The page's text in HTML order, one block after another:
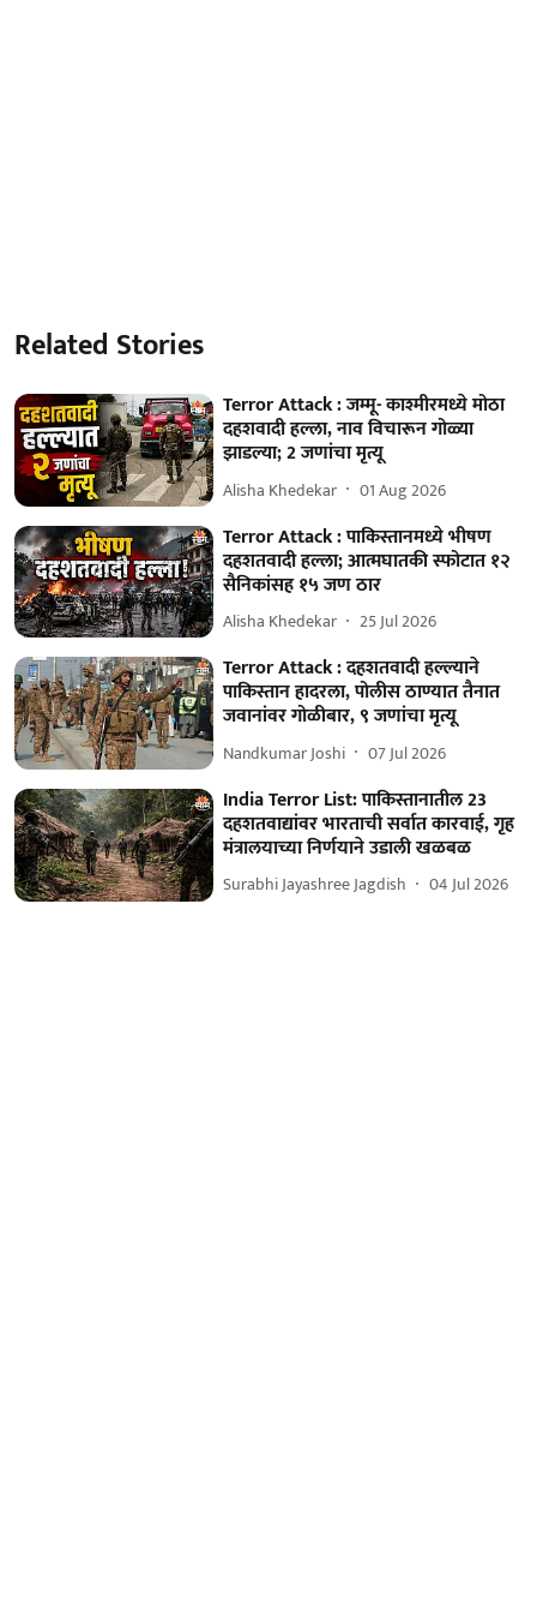
Related Stories
Terror Attack : जम्मू- काश्मीरमध्ये मोठा
दहशवादी हल्ला, नाव विचारून गोळ्या
झाडल्या; 2 जणांचा मृत्यू
Alisha Khedekar 01 Aug 2026
Terror Attack : पाकिस्तानमध्ये भीषण
दहशतवादी हल्ला; आत्मघातकी स्फोटात १२
सैनिकांसह १५ जण ठार
Alisha Khedekar 25 Jul 2026
Terror Attack : दहशतवादी हल्ल्याने
पाकिस्तान हादरला, पोलीस ठाण्यात तैनात
जवानांवर गोळीबार, ९ जणांचा मृत्यू
Nandkumar Joshi 07 Jul 2026
India Terror List: पाकिस्तानातील 23
दहशतवाद्यांवर भारताची सर्वात कारवाई, गृह
मंत्रालयाच्या निर्णयाने उडाली खळबळ
Surabhi Jayashree Jagdish 04 Jul 2026